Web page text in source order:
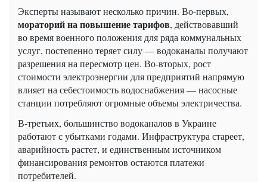
Эксперты называют несколько причин. Во-первых,
мораторий на повышение тарифов, действовавший
во время военного положения для ряда коммунальных
услуг, постепенно теряет силу — водоканалы получают
разрешения на пересмотр цен. Во-вторых, рост
стоимости электроэнергии для предприятий напрямую
влияет на себестоимость водоснабжения — насосные
станции потребляют огромные объемы электричества.
В-третьих, большинство водоканалов в Украине
работают с убытками годами. Инфраструктура стареет,
аварийность растет, и единственным источником
финансирования ремонтов остаются платежи
потребителей.